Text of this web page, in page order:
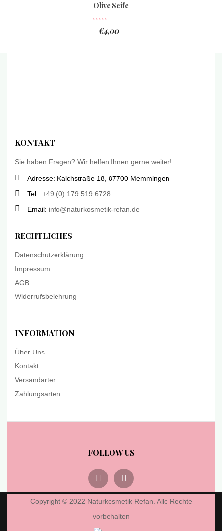
Olive Seife
€4,00
KONTAKT
Sie haben Fragen? Wir helfen Ihnen gerne weiter!
Adresse: Kalchstraße 18, 87700 Memmingen
Tel.: +49 (0) 179 519 6728
Email: info@naturkosmetik-refan.de
RECHTLICHES
Datenschutzerklärung
Impressum
AGB
Widerrufsbelehrung
INFORMATION
Über Uns
Kontakt
Versandarten
Zahlungsarten
FOLLOW US
Copyright © 2022 Naturkosmetik Refan. Alle Rechte
vorbehalten